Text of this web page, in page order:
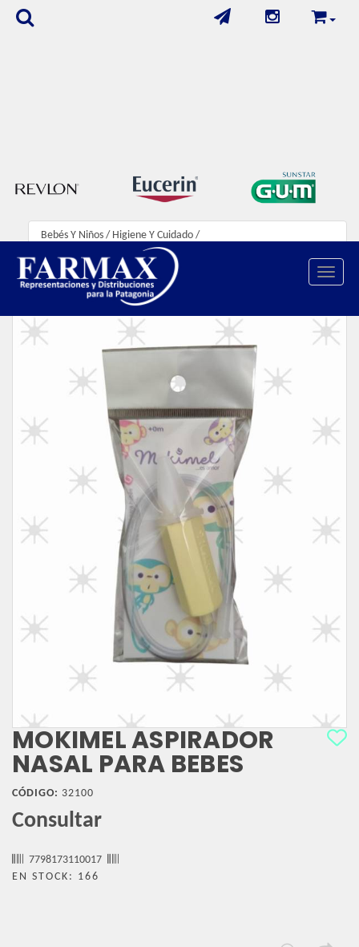
Toggle
Bebés Y Niños / Higiene Y Cuidado /
Mokimel Aspirador Nasal Para Bebes
MOKIMEL ASPIRADOR
NASAL PARA BEBES
CÓDIGO: 32100
Consultar
7798173110017
EN STOCK: 166